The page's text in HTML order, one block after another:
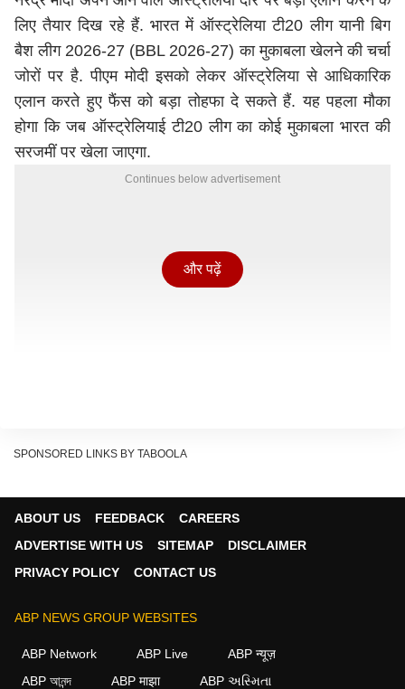
लिए तैयार दिख रहे हैं. भारत में ऑस्ट्रेलिया टी20 लीग यानी बिग
बैश लीग 2026-27 (BBL 2026-27) का मुकाबला खेलने की चर्चा
जोरों पर है. पीएम मोदी इसको लेकर ऑस्ट्रेलिया से आधिकारिक
एलान करते हुए फैंस को बड़ा तोहफा दे सकते हैं. यह पहला मौका
होगा कि जब ऑस्ट्रेलियाई टी20 लीग का कोई मुकाबला भारत की
सरजमीं पर खेला जाएगा.
Continues below advertisement
एमए चिदंबरम स्टेडियम में देखने को मिल सकता है. इससे बिग बैश
की सबसे बड़ी टी20 लीग माना जाता है.
लंबी बातचीत के बाद, भारतीय क्रिकेट कंट्रोल बोर्ड (BCCI) और
और पढ़ें
SPONSORED LINKS BY TABOOLA
ABOUT US FEEDBACK
CAREERS
ADVERTISE WITH US
SITEMAP
DISCLAIMER
PRIVACY POLICY
CONTACT US
ABP NEWS GROUP WEBSITES
ABP Network ABP Live
ABP न्यूज़
ABP আনন্দ
ABP माझा ABP અસ્મિતા